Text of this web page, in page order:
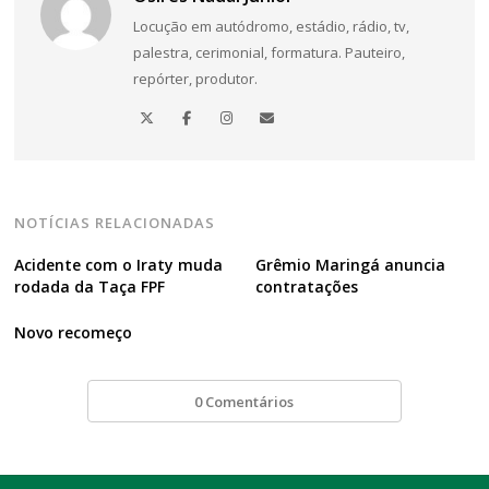
Locução em autódromo, estádio, rádio, tv,
palestra, cerimonial, formatura. Pauteiro,
repórter, produtor.
NOTÍCIAS RELACIONADAS
Acidente com o Iraty muda
rodada da Taça FPF
Grêmio Maringá anuncia
contratações
Novo recomeço
0 Comentários